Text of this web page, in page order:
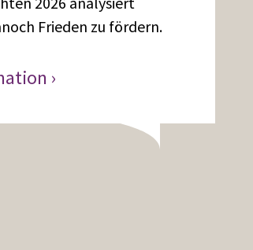
Frieden zu fördern.
›